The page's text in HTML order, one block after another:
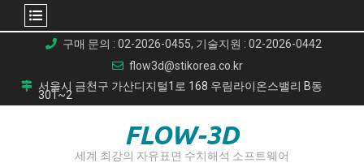
content
구매 문의 : 02-2026-0455, 기술지원 : 02-2026-0442
flow3d@stikorea.co.kr
서울시 금천구 가산디지털1로 168 우림라이온스밸리 B동
301~2
FLOW-3D
세계 최강의 자유표면 수치해석 소프트웨어